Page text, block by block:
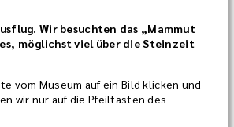
Wir besuchten das „Mammut
möglichst viel über die Steinzeit
vom Museum auf ein Bild klicken und
wir nur auf die Pfeiltasten des